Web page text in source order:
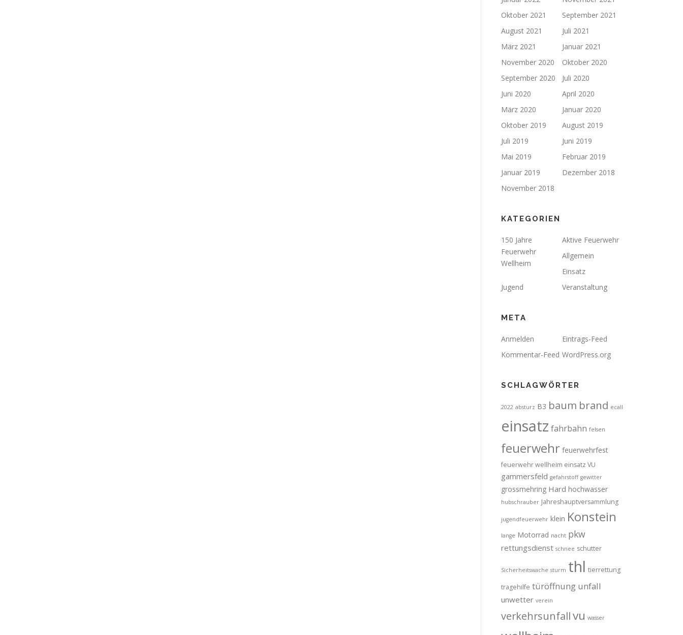
Oktober 2021
September 2021
August 2021
Juli 2021
März 2021
Januar 2021
November 2020
Oktober 2020
September 2020
Juli 2020
Juni 2020
April 2020
März 2020
Januar 2020
Oktober 2019
August 2019
Juli 2019
Juni 2019
Mai 2019
Februar 2019
Januar 2019
Dezember 2018
November 2018
KATEGORIEN
150 Jahre
Feuerwehr
Wellheim
Aktive Feuerwehr
Allgemein
Einsatz
Jugend
Veranstaltung
META
Anmelden
Eintrags-Feed
Kommentar-Feed WordPress.org
SCHLAGWÖRTER
2022 absturz B3 baum brand ecall
einsatz fahrbahn felsen
feuerwehr feuerwehrfest
feuerwehr wellheim einsatz VU
gammersfeld gefahrstoff gewitter
grossmehring Hard hochwasser
hubschrauber Jahreshauptversammlung
jugendfeuerwehr klein Konstein
lange Motorrad nacht pkw
rettungsdienst schnee schutter
Sicherheitswache sturm thl tierrettung
tragehilfe türöffnung unfall
unwetter verein
verkehrsunfallvu wasser